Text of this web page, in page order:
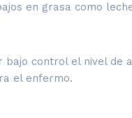
en grasa como
bajo control el nivel
el enfermo.